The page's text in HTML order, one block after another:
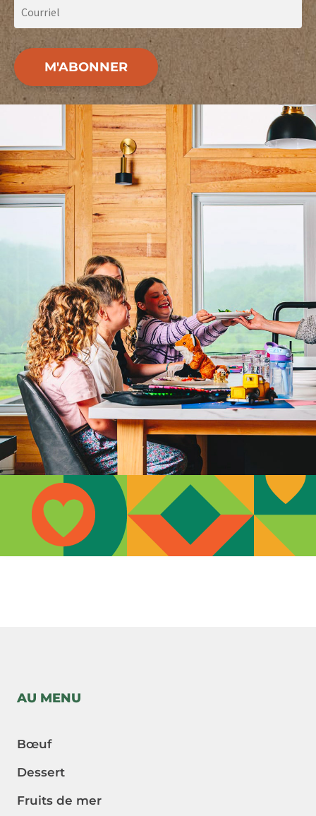
M'ABONNER
AU MENU
Bœuf
Dessert
Fruits de mer